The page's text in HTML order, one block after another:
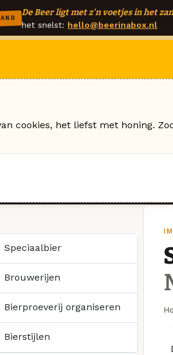
De Beer ligt met z'n voetjes in het
het snelst: hello@beerinabox.nl
Speciaalbier
Brouwerijen
Bierproeverij organiseren
Bierstijlen
cookies, het liefst met honing.